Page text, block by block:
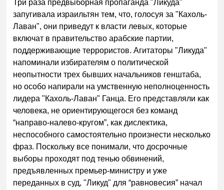
Три раза предвыборная пропаганда "Ликуда"
запугивала израильтян тем, что, голосуя за "Кахоль-
Лаван", они приведут к власти левых, которые
включат в правительство арабские партии,
поддерживающие террористов. Агитаторы "Ликуда"
напоминали избирателям о политической
неопытности трех бывших начальников генштаба,
но особо напирали на умственную неполноценность
лидера "Кахоль-Лаван" Ганца. Его представляли как
человека, не ориентирующегося без команд
“направо-налево-кругом”, как дислектика,
неспособного самостоятельно произнести несколько
фраз. Поскольку все понимали, что досрочные
выборы проходят под тенью обвинений,
предъявленных премьер-министру и уже
переданных в суд, "Ликуд" для “равновесия” начал